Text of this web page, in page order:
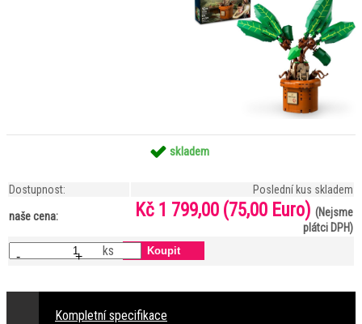
skladem
Dostupnost: Poslední kus skladem
naše cena: Kč 1 799,00 (75,00 Euro) (Nejsme
plátci DPH)
- + ks
Kompletní specifikace